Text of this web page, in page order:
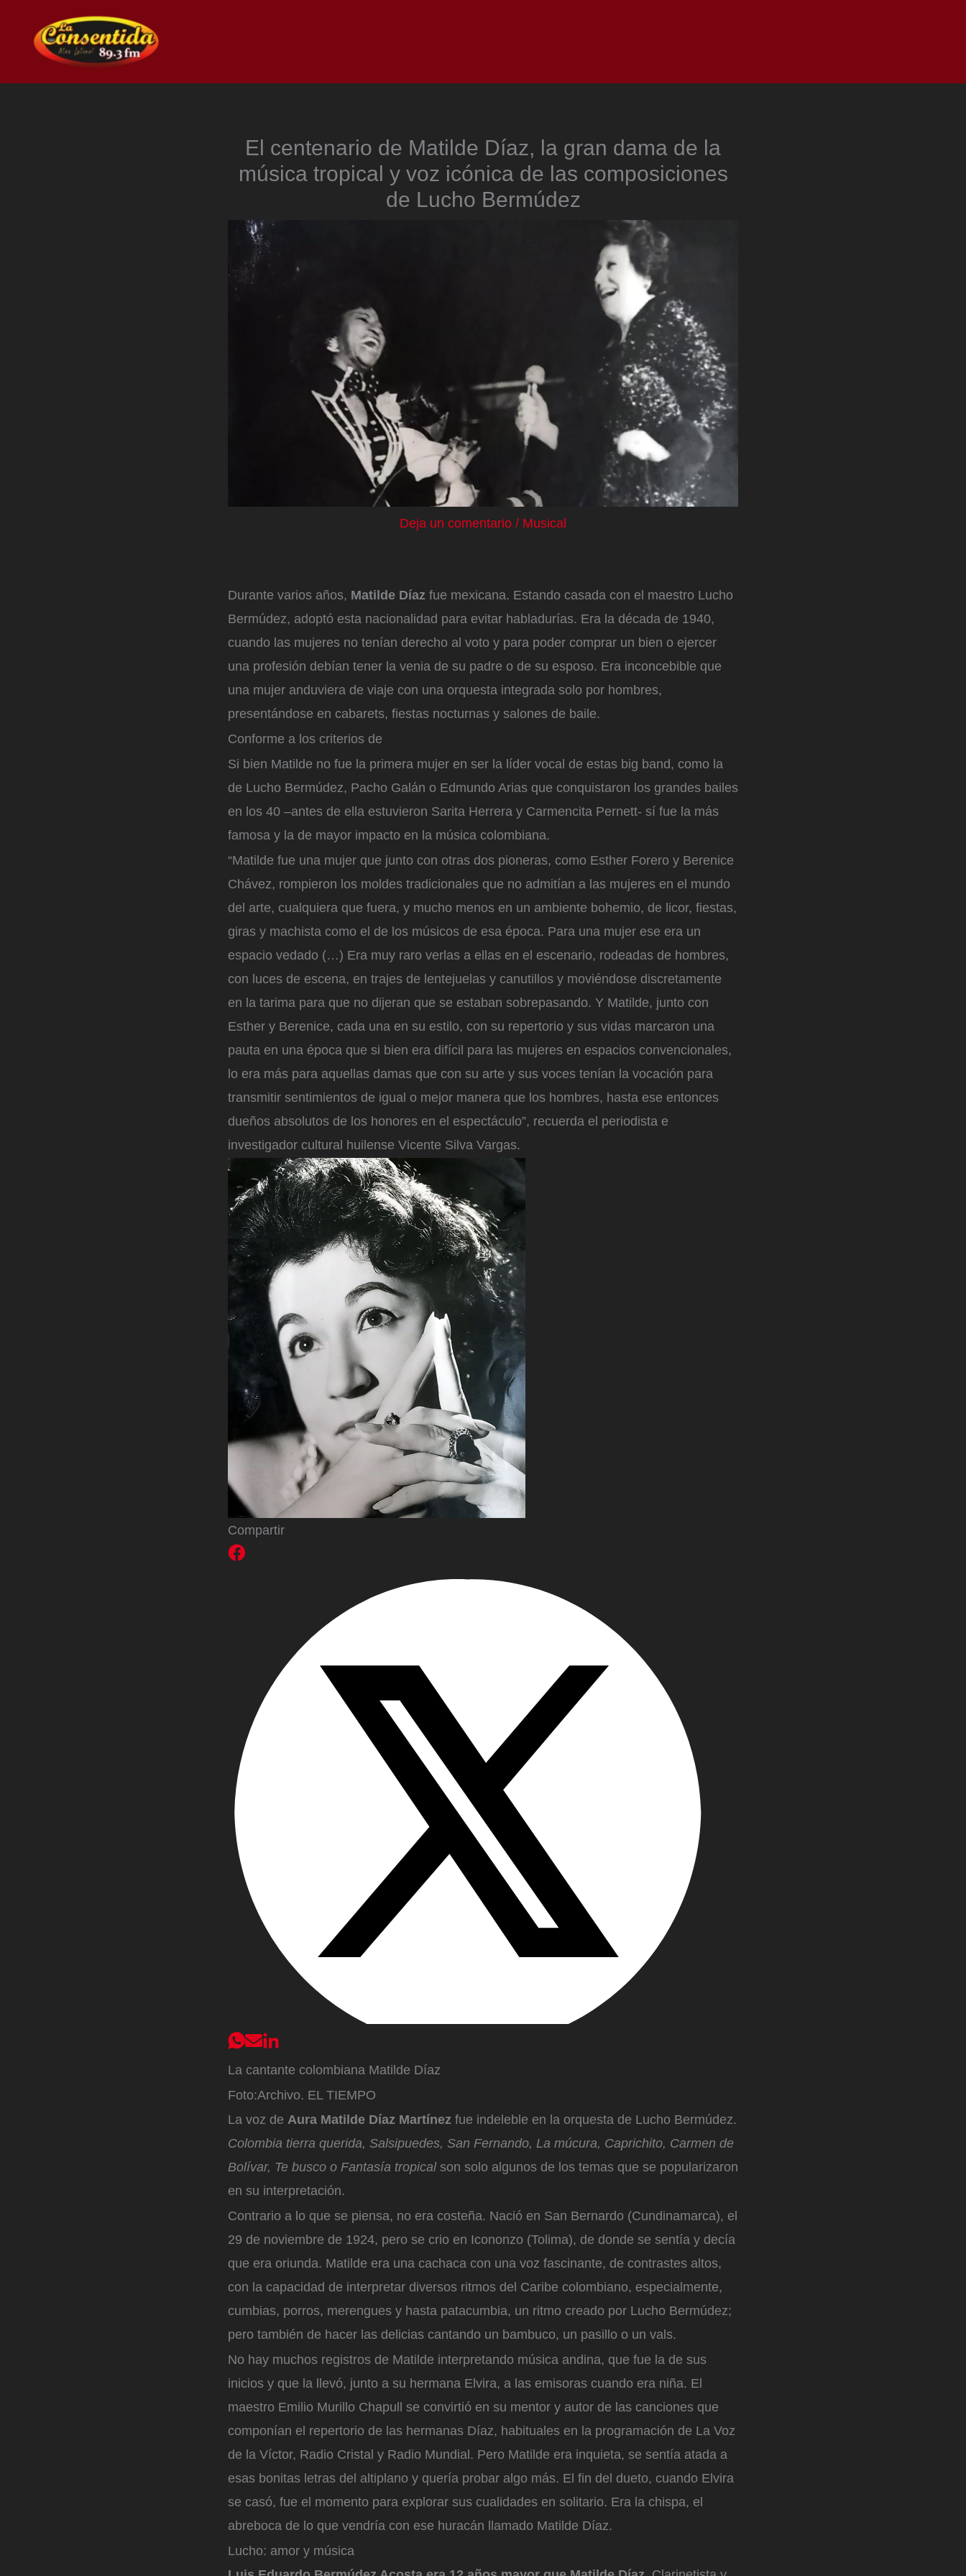
contenido
El centenario de Matilde Díaz, la gran dama de la
música tropical y voz icónica de las composiciones
de Lucho Bermúdez
Deja un comentario / Musical
Durante varios años, Matilde Díaz fue mexicana. Estando casada con el maestro Lucho
Bermúdez, adoptó esta nacionalidad para evitar habladurías. Era la década de 1940,
cuando las mujeres no tenían derecho al voto y para poder comprar un bien o ejercer
una profesión debían tener la venia de su padre o de su esposo. Era inconcebible que
una mujer anduviera de viaje con una orquesta integrada solo por hombres,
presentándose en cabarets, fiestas nocturnas y salones de baile.
Conforme a los criterios de
Si bien Matilde no fue la primera mujer en ser la líder vocal de estas big band, como la
de Lucho Bermúdez, Pacho Galán o Edmundo Arias que conquistaron los grandes bailes
en los 40 –antes de ella estuvieron Sarita Herrera y Carmencita Pernett- sí fue la más
famosa y la de mayor impacto en la música colombiana.
“Matilde fue una mujer que junto con otras dos pioneras, como Esther Forero y Berenice
Chávez, rompieron los moldes tradicionales que no admitían a las mujeres en el mundo
del arte, cualquiera que fuera, y mucho menos en un ambiente bohemio, de licor, fiestas,
giras y machista como el de los músicos de esa época. Para una mujer ese era un
espacio vedado (…) Era muy raro verlas a ellas en el escenario, rodeadas de hombres,
con luces de escena, en trajes de lentejuelas y canutillos y moviéndose discretamente
en la tarima para que no dijeran que se estaban sobrepasando. Y Matilde, junto con
Esther y Berenice, cada una en su estilo, con su repertorio y sus vidas marcaron una
pauta en una época que si bien era difícil para las mujeres en espacios convencionales,
lo era más para aquellas damas que con su arte y sus voces tenían la vocación para
transmitir sentimientos de igual o mejor manera que los hombres, hasta ese entonces
dueños absolutos de los honores en el espectáculo”, recuerda el periodista e
investigador cultural huilense Vicente Silva Vargas.
Compartir
La cantante colombiana Matilde Díaz
Foto:Archivo. EL TIEMPO
La voz de Aura Matilde Díaz Martínez fue indeleble en la orquesta de Lucho Bermúdez.
Colombia tierra querida, Salsipuedes, San Fernando, La múcura, Caprichito, Carmen de
Bolívar, Te busco o Fantasía tropicalson solo algunos de los temas que se popularizaron
en su interpretación.
Contrario a lo que se piensa, no era costeña. Nació en San Bernardo (Cundinamarca), el
29 de noviembre de 1924, pero se crio en Icononzo (Tolima), de donde se sentía y decía
que era oriunda. Matilde era una cachaca con una voz fascinante, de contrastes altos,
con la capacidad de interpretar diversos ritmos del Caribe colombiano, especialmente,
cumbias, porros, merengues y hasta patacumbia, un ritmo creado por Lucho Bermúdez;
pero también de hacer las delicias cantando un bambuco, un pasillo o un vals.
No hay muchos registros de Matilde interpretando música andina, que fue la de sus
inicios y que la llevó, junto a su hermana Elvira, a las emisoras cuando era niña. El
maestro Emilio Murillo Chapull se convirtió en su mentor y autor de las canciones que
componían el repertorio de las hermanas Díaz, habituales en la programación de La Voz
de la Víctor, Radio Cristal y Radio Mundial. Pero Matilde era inquieta, se sentía atada a
esas bonitas letras del altiplano y quería probar algo más. El fin del dueto, cuando Elvira
se casó, fue el momento para explorar sus cualidades en solitario. Era la chispa, el
abreboca de lo que vendría con ese huracán llamado Matilde Díaz.
Lucho: amor y música